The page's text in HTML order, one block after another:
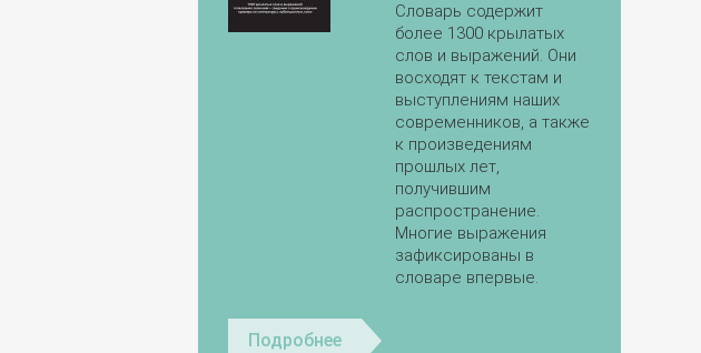
Словарь содержит
более 1300 крылатых
слов и выражений. Они
восходят к текстам и
выступлениям наших
современников, а также
к произведениям
прошлых лет,
получившим
распространение.
Многие выражения
зафиксированы в
словаре впервые.
Подробнее